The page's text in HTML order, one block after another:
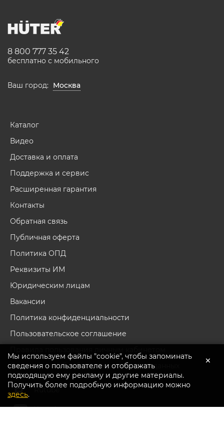
Перейти в каталог
8 800 777 35 42
бесплатно с мобильного
Ваш город: Москва
Каталог
Видео
Доставка и оплата
Поддержка и сервис
Расширенная гарантия
Контакты
Обратная связь
Публичная оферта
Политика ОПД
Реквизиты ИМ
Юридическим лицам
Вакансии
Политика конфиденциальности
Пользовательское соглашение
Согласие на обработку персональных данных
Rutube
Youtube
Мы используем файлы "cookie", чтобы запоминать
сведения о пользователе и отображать
подходящую ему рекламу и другие материалы.
Получить более подробную информацию можно
здесь.
×